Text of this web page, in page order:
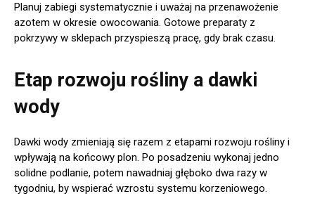
Planuj zabiegi systematycznie i uważaj na przenawożenie
azotem w okresie owocowania. Gotowe preparaty z
pokrzywy w sklepach przyspieszą pracę, gdy brak czasu.
Etap rozwoju rośliny a dawki
wody
Dawki wody zmieniają się razem z etapami rozwoju rośliny i
wpływają na końcowy plon. Po posadzeniu wykonaj jedno
solidne podlanie, potem nawadniaj głęboko dwa razy w
tygodniu, by wspierać wzrostu systemu korzeniowego.